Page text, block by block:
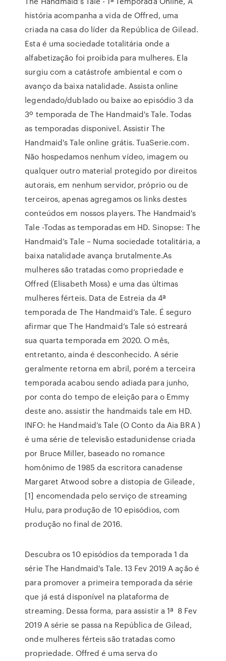
história acompanha a vida de Offred, uma
criada na casa do líder da República de Gilead.
Esta é uma sociedade totalitária onde a
alfabetização foi proibida para mulheres. Ela
surgiu com a catástrofe ambiental e com o
avanço da baixa natalidade. Assista online
legendado/dublado ou baixe ao episódio 3 da
3º temporada de The Handmaid's Tale. Todas
as temporadas disponivel. Assistir The
Handmaid's Tale online grátis. TuaSerie.com.
Não hospedamos nenhum vídeo, imagem ou
qualquer outro material protegido por direitos
autorais, em nenhum servidor, próprio ou de
terceiros, apenas agregamos os links destes
conteúdos em nossos players. The Handmaid's
Tale -Todas as temporadas em HD. Sinopse: The
Handmaid’s Tale – Numa sociedade totalitária, a
baixa natalidade avança brutalmente.As
mulheres são tratadas como propriedade e
Offred (Elisabeth Moss) e uma das últimas
mulheres férteis. Data de Estreia da 4ª
temporada de The Handmaid’s Tale. É seguro
afirmar que The Handmaid’s Tale só estreará
sua quarta temporada em 2020. O mês,
entretanto, ainda é desconhecido. A série
geralmente retorna em abril, porém a terceira
temporada acabou sendo adiada para junho,
por conta do tempo de eleição para o Emmy
deste ano. assistir the handmaids tale em HD.
INFO: he Handmaid’s Tale (O Conto da Aia BRA )
é uma série de televisão estadunidense criada
por Bruce Miller, baseado no romance
homônimo de 1985 da escritora canadense
Margaret Atwood sobre a distopia de Gileade,
[1] encomendada pelo serviço de streaming
Hulu, para produção de 10 episódios, com
produção no final de 2016.
Descubra os 10 episódios da temporada 1 da
série The Handmaid's Tale. 13 Fev 2019 A ação é
para promover a primeira temporada da série
que já está disponível na plataforma de
streaming. Dessa forma, para assistir a 1ª 8 Fev
2019 A série se passa na República de Gilead,
onde mulheres férteis são tratadas como
propriedade. Offred é uma serva do